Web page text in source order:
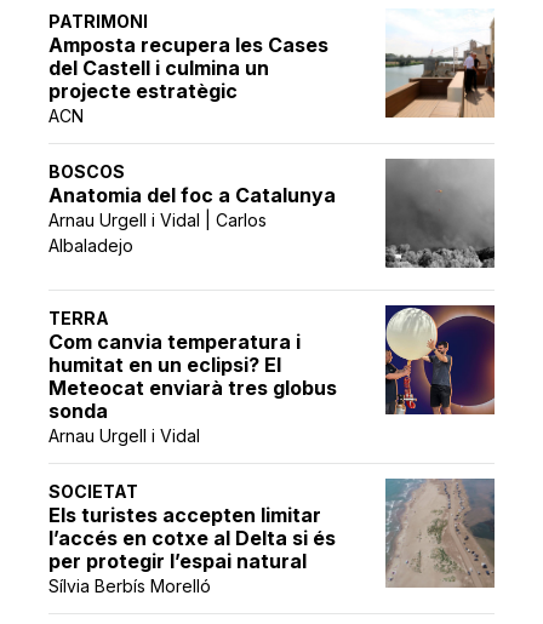
PATRIMONI
Amposta recupera les Cases
del Castell i culmina un
projecte estratègic
ACN
BOSCOS
Anatomia del foc a Catalunya
Arnau Urgell i Vidal | Carlos
Albaladejo
TERRA
Com canvia temperatura i
humitat en un eclipsi? El
Meteocat enviarà tres globus
sonda
Arnau Urgell i Vidal
SOCIETAT
Els turistes accepten limitar
l’accés en cotxe al Delta si és
per protegir l’espai natural
Sílvia Berbís Morelló